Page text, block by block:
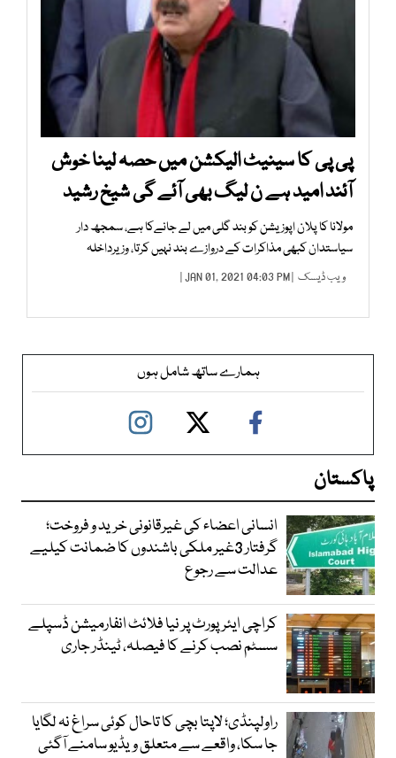
پی پی کا سینیٹ الیکشن میں حصہ لینا خوش
آئند امید ہے ن لیگ بھی آئے گی شیخ رشید
مولانا کا پلان اپوزیشن کو بند گلی میں لے جانےکا ہے، سمجھ دار
سیاستدان کبھی مذاکرات کے دروازے بند نہیں کرتا، وزیرداخلہ
ویب ڈیسک | JAN 01, 2021 04:03 PM |
ہمارے ساتھ شامل ہوں
پاکستان
انسانی اعضاء کی غیرقانونی خرید و فروخت؛
گرفتار 3غیر ملکی باشندوں کا ضمانت کیلیے
عدالت سے رجوع
کراچی ایئرپورٹ پر نیا فلائٹ انفارمیشن ڈسپلے
سسٹم نصب کرنے کا فیصلہ، ٹینڈر جاری
راولپنڈی؛ لاپتا بچی کا تاحال کوئی سراغ نہ لگایا
جا سکا، واقعے سے متعلق ویڈیو سامنے آگئی